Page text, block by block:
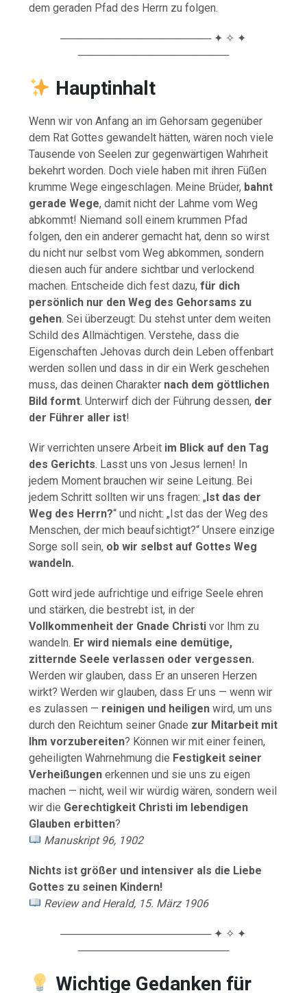
dem geraden Pfad des Herrn zu folgen.
──────────────────── ✦ ✧ ✦
────────────────────
Hauptinhalt
Wenn wir von Anfang an im Gehorsam gegenüber
dem Rat Gottes gewandelt hätten, wären noch viele
Tausende von Seelen zur gegenwärtigen Wahrheit
bekehrt worden. Doch viele haben mit ihren Füßen
krumme Wege eingeschlagen. Meine Brüder, bahnt
gerade Wege, damit nicht der Lahme vom Weg
abkommt! Niemand soll einem krummen Pfad
folgen, den ein anderer gemacht hat, denn so wirst
du nicht nur selbst vom Weg abkommen, sondern
diesen auch für andere sichtbar und verlockend
machen. Entscheide dich fest dazu,für dich
persönlich nur den Weg des Gehorsams zu
gehen. Sei überzeugt: Du stehst unter dem weiten
Schild des Allmächtigen. Verstehe, dass die
Eigenschaften Jehovas durch dein Leben offenbart
werden sollen und dass in dir ein Werk geschehen
muss, das deinen Charakter nach dem göttlichen
Bild formt. Unterwirf dich der Führung dessen, der
der Führer aller ist!
Wir verrichten unsere Arbeit im Blick auf den Tag
des Gerichts. Lasst uns von Jesus lernen! In
jedem Moment brauchen wir seine Leitung. Bei
jedem Schritt sollten wir uns fragen: „Ist das der
Weg des Herrn?“ und nicht: „Ist das der Weg des
Menschen, der mich beaufsichtigt?“ Unsere einzige
Sorge soll sein, ob wir selbst auf Gottes Weg
wandeln.
Gott wird jede aufrichtige und eifrige Seele ehren
und stärken, die bestrebt ist, in der
Vollkommenheit der Gnade Christi vor Ihm zu
wandeln. Er wird niemals eine demütige,
zitternde Seele verlassen oder vergessen.
Werden wir glauben, dass Er an unseren Herzen
wirkt? Werden wir glauben, dass Er uns — wenn wir
es zulassen — reinigen und heiligen wird, um uns
durch den Reichtum seiner Gnade zur Mitarbeit mit
Ihm vorzubereiten? Können wir mit einer feinen,
geheiligten Wahrnehmung die Festigkeit seiner
Verheißungen erkennen und sie uns zu eigen
machen — nicht, weil wir würdig wären, sondern weil
wir die Gerechtigkeit Christi im lebendigen
Glauben erbitten?
Manuskript 96, 1902
Nichts ist größer und intensiver als die Liebe
Gottes zu seinen Kindern!
Review and Herald, 15. März 1906
──────────────────── ✦ ✧ ✦
────────────────────
Wichtige Gedanken für